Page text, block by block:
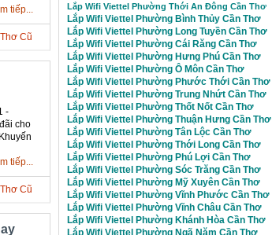
tiếp...
Cũ
-
cho
tiếp...
Cũ
Lắp Wifi Viettel Phường Thới An Đông Cần Thơ
Lắp Wifi Viettel Phường Bình Thủy Cần Thơ
Lắp Wifi Viettel Phường Long Tuyền Cần Thơ
Lắp Wifi Viettel Phường Cái Răng Cần Thơ
Lắp Wifi Viettel Phường Hưng Phú Cần Thơ
Lắp Wifi Viettel Phường Ô Môn Cần Thơ
Lắp Wifi Viettel Phường Phước Thới Cần Thơ
Lắp Wifi Viettel Phường Trung Nhứt Cần Thơ
Lắp Wifi Viettel Phường Thốt Nốt Cần Thơ
Lắp Wifi Viettel Phường Thuận Hưng Cần Thơ
Lắp Wifi Viettel Phường Tân Lộc Cần Thơ
Lắp Wifi Viettel Phường Thới Long Cần Thơ
Lắp Wifi Viettel Phường Phú Lợi Cần Thơ
Lắp Wifi Viettel Phường Sóc Trăng Cần Thơ
Lắp Wifi Viettel Phường Mỹ Xuyên Cần Thơ
Lắp Wifi Viettel Phường Vĩnh Phước Cần Thơ
Lắp Wifi Viettel Phường Vĩnh Châu Cần Thơ
Lắp Wifi Viettel Phường Khánh Hòa Cần Thơ
Lắp Wifi Viettel Phường Ngã Năm Cần Thơ